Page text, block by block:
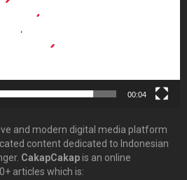
00:04
and modern digital media platform
content dedicated to Indonesian
CakapCakapis an online
articles which is: